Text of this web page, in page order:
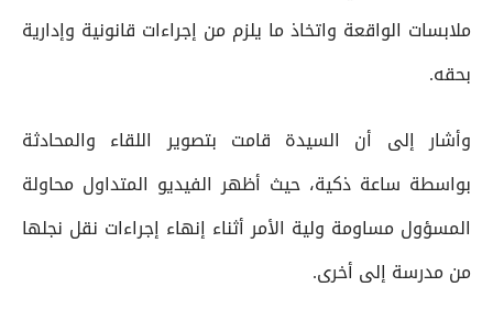
ملابسات الواقعة واتخاذ ما يلزم من إجراءات قانونية وإدارية
بحقه.
وأشار إلى أن السيدة قامت بتصوير اللقاء والمحادثة
بواسطة ساعة ذكية، حيث أظهر الفيديو المتداول محاولة
المسؤول مساومة ولية الأمر أثناء إنهاء إجراءات نقل نجلها
من مدرسة إلى أخرى.